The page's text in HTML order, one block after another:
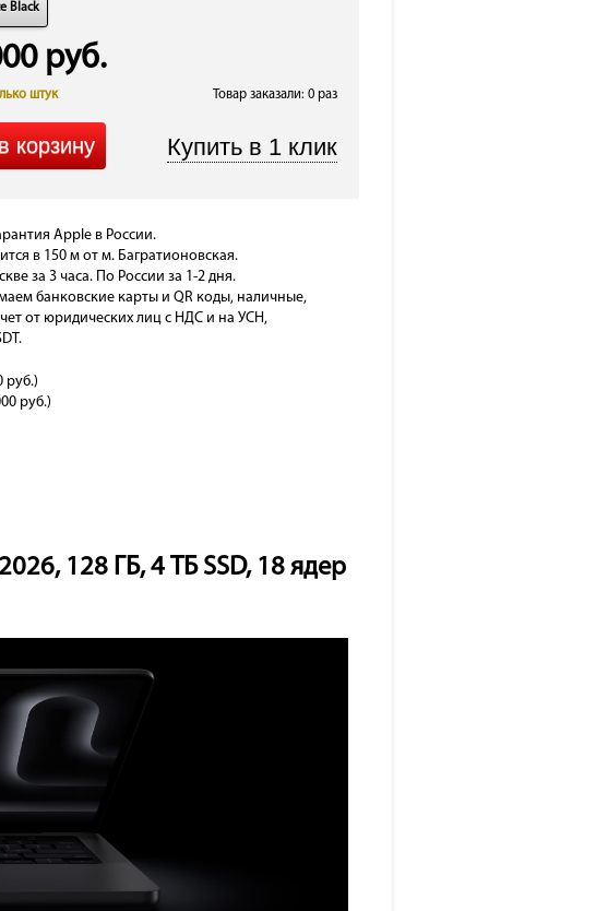
Black
руб.
штук Товар заказали: 0 раз
Apple в России.
в 150 м от м. Багратионовская.
за 3 часа. По России за 1-2 дня.
банковские карты и QR коды, наличные,
от юридических лиц с НДС и на УСН,
руб.)
руб.)
128 ГБ, 4 ТБ SSD, 18 ядер